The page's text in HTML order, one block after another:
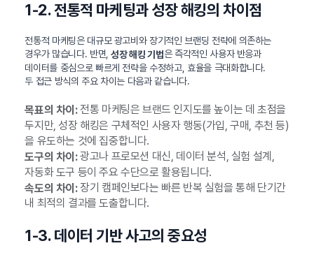
1-2. 전통적 마케팅과 성장 해킹의 차이점
전통적 마케팅은 대규모 광고비와 장기적인 브랜딩 전략에 의존하는
경우가 많습니다. 반면,성장 해킹 기법은 즉각적인 사용자 반응과
데이터를 중심으로 빠르게 전략을 수정하고, 효율을 극대화합니다.
두 접근 방식의 주요 차이는 다음과 같습니다.
목표의 차이:전통 마케팅은 브랜드 인지도를 높이는 데 초점을
두지만, 성장 해킹은 구체적인 사용자 행동(가입, 구매, 추천 등)
을 유도하는 것에 집중합니다.
도구의 차이:광고나 프로모션 대신, 데이터 분석, 실험 설계,
자동화 도구 등이 주요 수단으로 활용됩니다.
속도의 차이:장기 캠페인보다는 빠른 반복 실험을 통해 단기간
내 최적의 결과를 도출합니다.
1-3. 데이터 기반 사고의 중요성